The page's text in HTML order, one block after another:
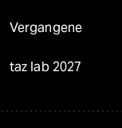
Vergangene
taz lab 2027